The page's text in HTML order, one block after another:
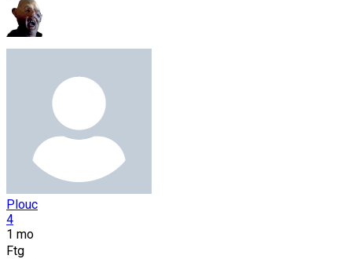
Plouc
4
1 mo
Ftg